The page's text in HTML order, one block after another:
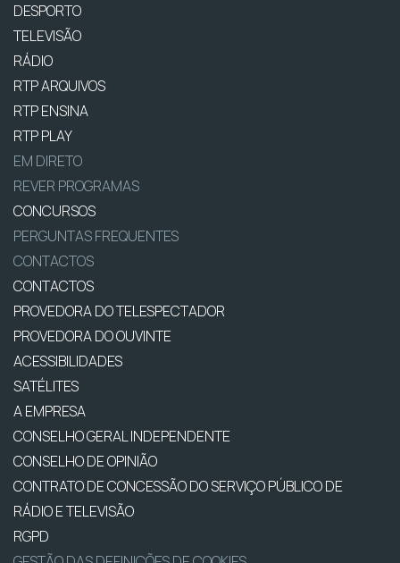
DESPORTO
TELEVISÃO
RÁDIO
RTP ARQUIVOS
RTP ENSINA
RTP PLAY
EM DIRETO
REVER PROGRAMAS
CONCURSOS
PERGUNTAS FREQUENTES
CONTACTOS
CONTACTOS
PROVEDORA DO TELESPECTADOR
PROVEDORA DO OUVINTE
ACESSIBILIDADES
SATÉLITES
A EMPRESA
CONSELHO GERAL INDEPENDENTE
CONSELHO DE OPINIÃO
CONTRATO DE CONCESSÃO DO SERVIÇO PÚBLICO DE
RÁDIO E TELEVISÃO
RGPD